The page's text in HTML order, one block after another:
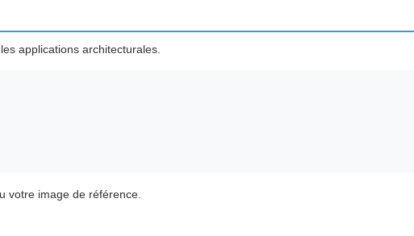
applications architecturales.
votre image de référence.